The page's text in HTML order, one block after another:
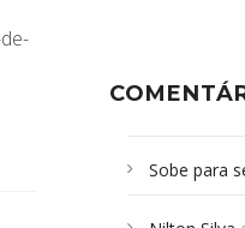
Sobe para